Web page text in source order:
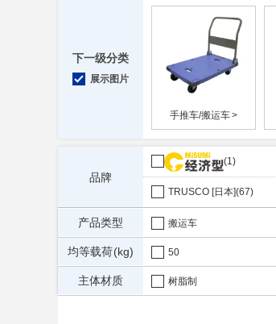
下一级分类
展示图片
手推车/搬运车>
品牌
(1)
TRUSCO [日本](67)
产品类型 搬运车
均等载荷(kg) 50
主体材质 树脂制